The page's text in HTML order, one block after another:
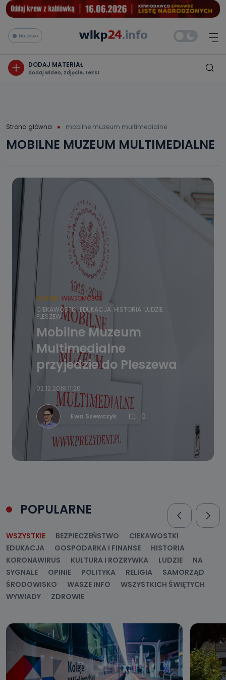
Na żywo
DODAJ MATERIAŁ
dodaj wideo, zdjęcie, tekst
Strona główna mobilne muzeum multimedialne
MOBILNE MUZEUM MULTIMEDIALNE
REGION WIADOMOŚCI
CIEKAWOSTKI EDUKACJA HISTORIA LUDZIE
PLESZEW
Mobilne Muzeum
Multimedialne
przyjedzie do Pleszewa
02.12.2018 11:20
Ewa Szewczyk 0
POPULARNE
WSZYSTKIE BEZPIECZEŃSTWO
CIEKAWOSTKI
EDUKACJA
GOSPODARKA I FINANSE
HISTORIA
KORONAWIRUS
KULTURA I ROZRYWKA LUDZIE
NA
SYGNALE
OPINIE POLITYKA RELIGIA
SAMORZĄD
ŚRODOWISKO
WASZE INFO
WSZYSTKICH ŚWIĘTYCH
WYWIADY
ZDROWIE